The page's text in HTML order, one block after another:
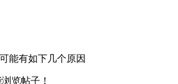
能有如下几个原因
览帖子！